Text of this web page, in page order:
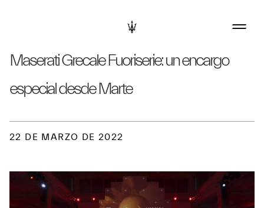
Maserati Grecale Fuoriserie: un encargo
especial desde Marte
22 DE MARZO DE 2022